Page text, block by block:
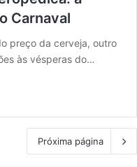
Carnaval
preço da cerveja, outro
às vésperas do…
Próxima página